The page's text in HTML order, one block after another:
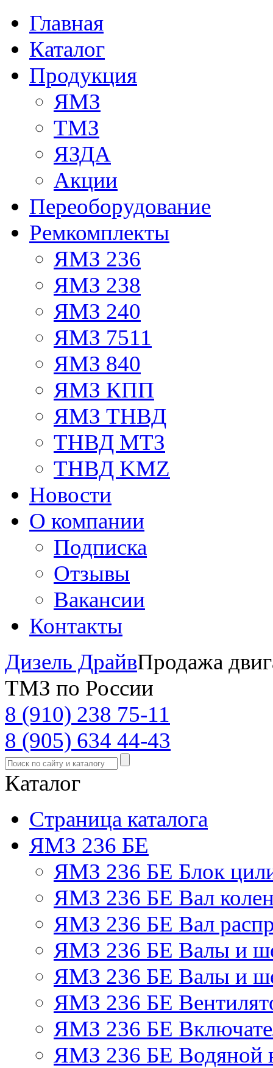
Главная
Каталог
Продукция
ЯМЗ
ТМЗ
ЯЗДА
Акции
Переоборудование
Ремкомплекты
ЯМЗ 236
ЯМЗ 238
ЯМЗ 240
ЯМЗ 7511
ЯМЗ 840
ЯМЗ КПП
ЯМЗ ТНВД
ТНВД МТЗ
ТНВД KMZ
Новости
О компании
Подписка
Отзывы
Вакансии
Контакты
Дизель ДрайвПродажа
ТМЗ по России
8 (910) 238 75-11
8 (905) 634 44-43
Каталог
Страница каталога
ЯМЗ 236 БЕ
ЯМЗ 236 БЕ Блок
ЯМЗ 236 БЕ Вал
ЯМЗ 236 БЕ Вал
ЯМЗ 236 БЕ Валы и
ЯМЗ 236 БЕ Валы и
ЯМЗ 236 БЕ
ЯМЗ 236 БЕ
ЯМЗ 236 БЕ Водяной